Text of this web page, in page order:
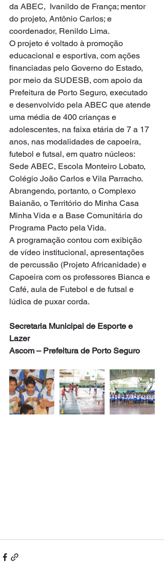
da ABEC,  Ivanildo de França; mentor
do projeto, Antônio Carlos; e
coordenador, Renildo Lima.
O projeto é voltado à promoção
educacional e esportiva, com ações
financiadas pelo Governo do Estado,
por meio da SUDESB, com apoio da
Prefeitura de Porto Seguro, executado
e desenvolvido pela ABEC que atende
uma média de 400 crianças e
adolescentes, na faixa etária de 7 a 17
anos, nas modalidades de capoeira,
futebol e futsal, em quatro núcleos:
Sede ABEC, Escola Monteiro Lobato,
Colégio João Carlos e Vila Parracho.
Abrangendo, portanto, o Complexo
Baianão, o Território do Minha Casa
Minha Vida e a Base Comunitária do
Programa Pacto pela Vida.
A programação contou com exibição
de vídeo institucional, apresentações
de percussão (Projeto Africanidade) e
Capoeira com os professores Bianca e
Café, aula de Futebol e de futsal e
lúdica de puxar corda.
Secretaria Municipal de Esporte e
Lazer
Ascom – Prefeitura de Porto Seguro